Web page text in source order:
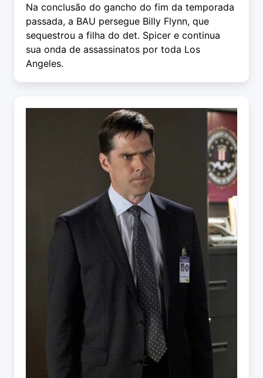
Na conclusão do gancho do fim da temporada
passada, a BAU persegue Billy Flynn, que
sequestrou a filha do det. Spicer e continua
sua onda de assassinatos por toda Los
Angeles.